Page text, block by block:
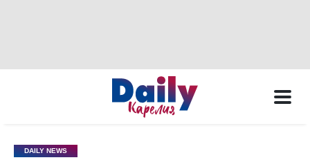
DAILY NEWS